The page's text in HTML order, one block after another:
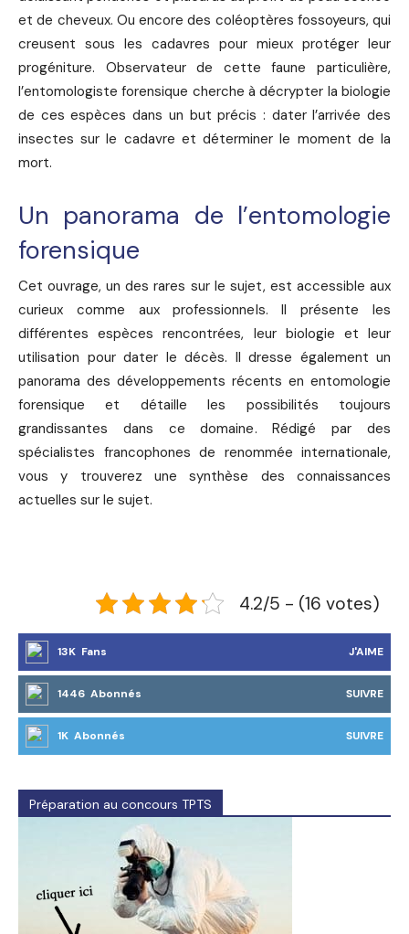
et de cheveux. Ou encore des coléoptères fossoyeurs, qui
creusent sous les cadavres pour mieux protéger leur
progéniture. Observateur de cette faune particulière,
l’entomologiste forensique cherche à décrypter la biologie
de ces espèces dans un but précis : dater l’arrivée des
insectes sur le cadavre et déterminer le moment de la
mort.
Un panorama de l’entomologie
forensique
Cet ouvrage, un des rares sur le sujet, est accessible aux
curieux comme aux professionnels. Il présente les
différentes espèces rencontrées, leur biologie et leur
utilisation pour dater le décès. Il dresse également un
panorama des développements récents en entomologie
forensique et détaille les possibilités toujours
grandissantes dans ce domaine. Rédigé par des
spécialistes francophones de renommée internationale,
vous y trouverez une synthèse des connaissances
actuelles sur le sujet.
4.2/5 - (16 votes)
13K Fans J'AIME
1446 Abonnés SUIVRE
1K Abonnés SUIVRE
Préparation au concours TPTS